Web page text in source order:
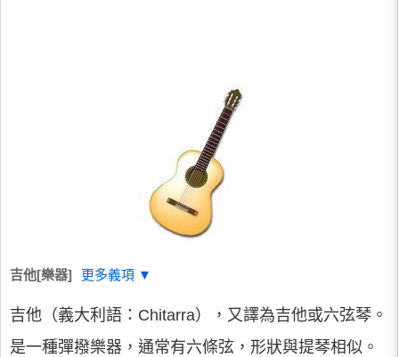
吉他[樂器] 更多義項 ▼
吉他（義大利語：Chitarra），又譯為吉他或六弦琴。
是一種彈撥樂器，通常有六條弦，形狀與提琴相似。